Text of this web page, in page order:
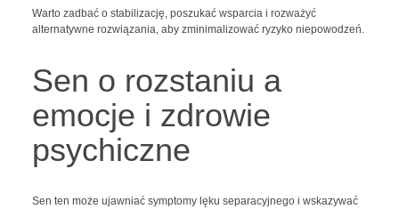
Warto zadbać o stabilizację, poszukać wsparcia i rozważyć
alternatywne rozwiązania, aby zminimalizować ryzyko niepowodzeń.
Sen o rozstaniu a
emocje i zdrowie
psychiczne
Sen ten może ujawniać symptomy lęku separacyjnego i wskazywać